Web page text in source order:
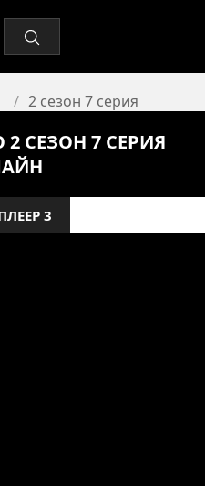
2 сезон 7 серия
СЕЗОН 7 СЕРИЯ
3